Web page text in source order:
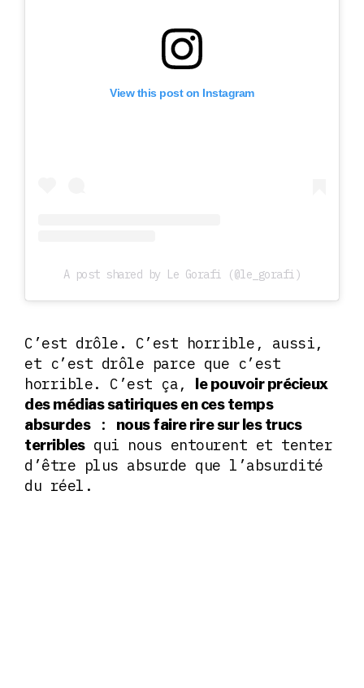
View this post on Instagram
A post shared by Le Gorafi (@le_gorafi)
C’est drôle. C’est horrible, aussi,
et c’est drôle parce que c’est
horrible. C’est ça, le pouvoir précieux
des médias satiriques en ces temps
absurdes:
nous faire rire sur les trucs
terriblesqui nous entourent et tenter
d’être plus absurde que l’absurdité
du réel.